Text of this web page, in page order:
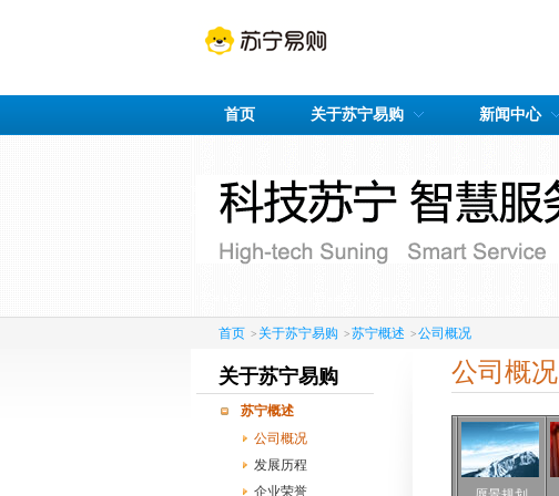
首页 关于苏宁易购 新闻中心
首页 > 关于苏宁易购 >苏宁概述 >公司概况
关于苏宁易购
苏宁概述
公司概况
发展历程
企业荣誉
公司概况